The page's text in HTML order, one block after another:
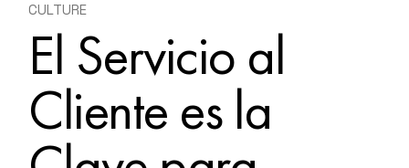
CULTURE
El Servicio al
Cliente es la